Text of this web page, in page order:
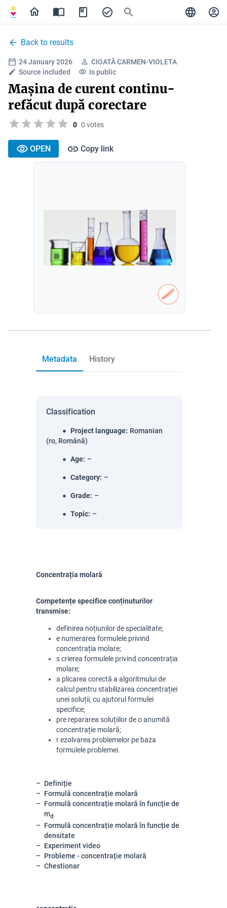
Back to results
24 January 2026
CIOATĂ CARMEN-VIOLETA
Source included
Is public
Mașina de curent continu-
refăcut după corectare
0 0 votes
OPEN Copy link
Metadata History
Classification
Project language: Romanian
(ro, Română)
Age: –
Category: –
Grade: –
Topic: –
Concentrația molară
Competențe specifice conținuturilor
transmise:
definirea noțiunilor de specialitate;
e numerarea formulele privind
concentrația molare;
scrierea formulele privind concentrația
molare;
a plicarea corectă a algoritmului de
calcul pentru stabilizarea concentrației
unei soluții, cu ajutorul formulei
specifice;
pre repararea soluțiilor de o anumită
concentrație molară;
rezolvarea problemelor pe baza
formulele problemei.
Definiție
Formulă concentrație molară
Formulă concentrație molară în funcție de
md
Formulă concentrație molară în funcție de
densitate
Experiment video
Probleme - concentrație molară
Chestionar